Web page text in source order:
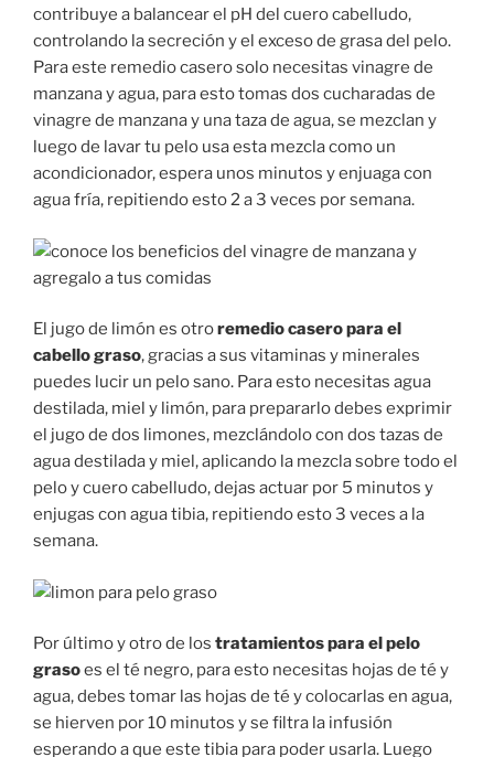
contribuye a balancear el pH del cuero cabelludo,
controlando la secreción y el exceso de grasa del pelo.
Para este remedio casero solo necesitas vinagre de
manzana y agua, para esto tomas dos cucharadas de
vinagre de manzana y una taza de agua, se mezclan y
luego de lavar tu pelo usa esta mezcla como un
acondicionador, espera unos minutos y enjuaga con
agua fría, repitiendo esto 2 a 3 veces por semana.
El jugo de limón es otroremedio casero para el
cabello graso, gracias a sus vitaminas y minerales
puedes lucir un pelo sano. Para esto necesitas agua
destilada, miel y limón, para prepararlo debes exprimir
el jugo de dos limones, mezclándolo con dos tazas de
agua destilada y miel, aplicando la mezcla sobre todo el
pelo y cuero cabelludo, dejas actuar por 5 minutos y
enjugas con agua tibia, repitiendo esto 3 veces a la
semana.
Por último y otro de los tratamientos para el pelo
grasoes el té negro, para esto necesitas hojas de té y
agua, debes tomar las hojas de té y colocarlas en agua,
se hierven por 10 minutos y se filtra la infusión
esperando a que este tibia para poder usarla. Luego